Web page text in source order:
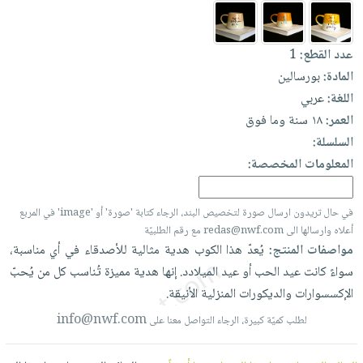
العناية
بالأسنان
الحمية
والتغذية
أدوات
المائدة
الأوعية
والتخزين
أدوات
المطبخ
الأكثر
مبيعاً
العودة
للمدارس
اكسسوارات
كتب
اكسسوارات
منزلية
اكسسوارات
ملابس
مطرزات
حقائب
حلي
عناية
بالذات
شحن
مجاني
بنود
مختارة
اشتراكات
كل
الاشتراكات
صندوق
القراءة
iKitab
بلا
حدود
بحث
متقدم
نيل
وفرات
عن
الشركة
سياسة
الشركة
حسابك
عدد القطع:1
المادة:بورسالين
اللغة:عربي
العمر:١٨ سنة وما فوق
السلسلة:
المعلومات المخصصة:
في حال تريدون ارسال صورة لتخصيص البند، الرجاء كتابة 'صورة' أو 'image' في المربع
أعلاه وارسالها الى redas@nwf.com مع رقم الطلبيّة
مواصفات المنتج: يُعدّ هذا الكوب هدية مثالية للأصدقاء فيأي مناسبة،
سواءًكانتعيد الحبأوعيد الميلادد.إنها هدية مميزةتُناسبكل من يُحبّ
الإكسسوارات والديكورات المنزليةالأنيقة.
لطلب كميّة كبيرة، الرجاء التواصل معنا علىinfo@nwf.com